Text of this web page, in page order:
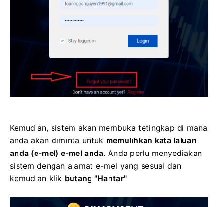
Kemudian, sistem akan membuka tetingkap di mana
anda akan diminta untuk memulihkan kata laluan
anda (e-mel) e-mel anda. Anda perlu menyediakan
sistem dengan alamat e-mel yang sesuai dan
kemudian klik butang "Hantar"